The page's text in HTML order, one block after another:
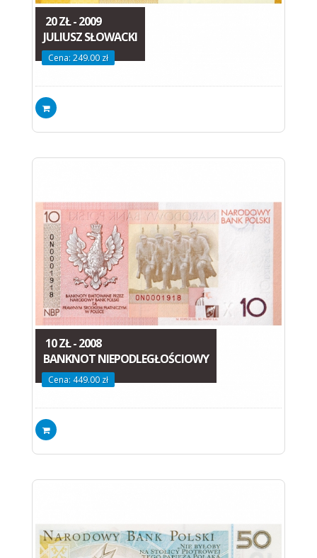
20 ZŁ - 2009
JULIUSZ SŁOWACKI
Cena: 249.00 zł
10 ZŁ - 2008
BANKNOT NIEPODLEGŁOŚCIOWY
Cena: 449.00 zł